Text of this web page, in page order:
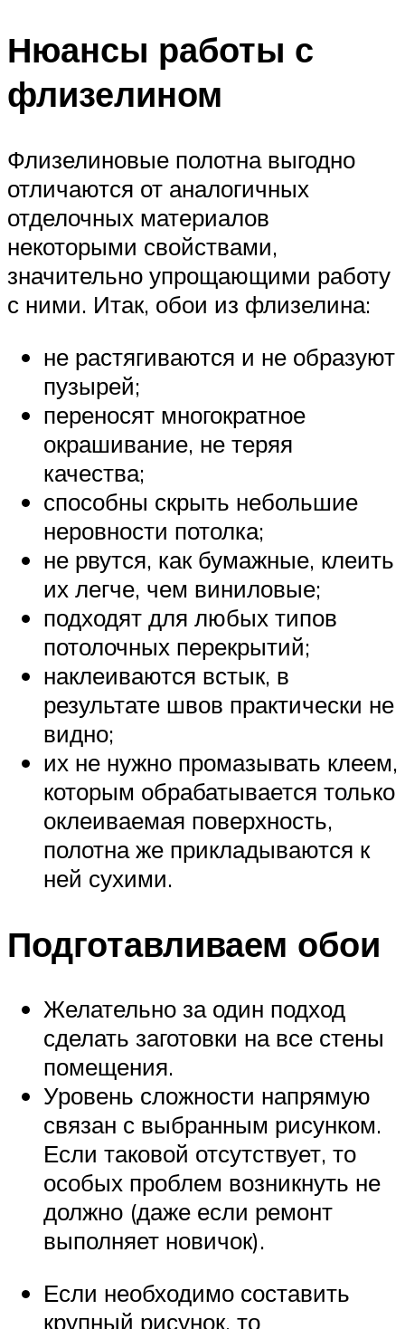
Нюансы работы с
флизелином
Флизелиновые полотна выгодно
отличаются от аналогичных
отделочных материалов
некоторыми свойствами,
значительно упрощающими работу
с ними. Итак, обои из флизелина:
не растягиваются и не образуют
пузырей;
переносят многократное
окрашивание, не теряя
качества;
способны скрыть небольшие
неровности потолка;
не рвутся, как бумажные, клеить
их легче, чем виниловые;
подходят для любых типов
потолочных перекрытий;
наклеиваются встык, в
результате швов практически не
видно;
их не нужно промазывать клеем,
которым обрабатывается только
оклеиваемая поверхность,
полотна же прикладываются к
ней сухими.
Подготавливаем обои
Желательно за один подход
сделать заготовки на все стены
помещения.
Уровень сложности напрямую
связан с выбранным рисунком.
Если таковой отсутствует, то
особых проблем возникнуть не
должно (даже если ремонт
выполняет новичок).
Если необходимо составить
крупный рисунок, то